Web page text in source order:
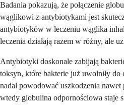
Badania pokazują, że połączenie
wąglikowi z antybiotykami jest
antybiotyków w leczeniu wąglika
leczenia działają razem w różny, ale
Antybiotyki doskonale zabijają
toksyn, które bakterie już uwolniły do
nadal powodować uszkodzenia nawet
wtedy globulina odpornościowa staje